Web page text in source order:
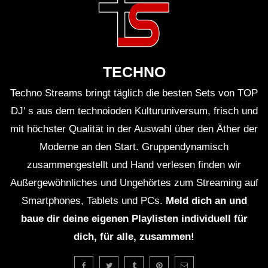
HETZER / BORDERLINE / U.V.A
HEtZEr & Maytrixx – TimeleZz
Maytrixx Reagiert auf: Tik Tok
(HARDTEKK EDITION) + Gewinnspiel
Crotekk (VIDEOSET) @ Hell Festival
2019
[S.M.] • NEW HARDTEKK LIVE
SESSION • AUGUST • 2021
TECHNO
Techno Streams bringt täglich die besten Sets von TOP
DJ' s aus dem technoioden Kulturuniversum, frisch und
mit höchster Qualität in der Auswahl über den Äther der
Moderne an den Start. Gruppendynamisch
zusammengestellt und Hand verlesen finden wir
Außergewöhnliches und Ungehörtes zum Streaming auf
Smartphones, Tablets und PCs. Meld dich an und
baue dir deine eigenen Playlisten individuell für
dich, für alle, zusammen!